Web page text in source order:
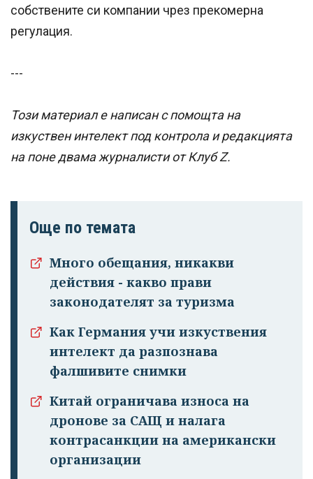
собствените си компании чрез прекомерна
регулация.
---
Този материал е написан с помощта на
изкуствен интелект под контрола и редакцията
на поне двама журналисти от Клуб Z.
Още по темата
Много обещания, никакви
действия - какво прави
законодателят за туризма
Как Германия учи изкуствения
интелект да разпознава
фалшивите снимки
Китай ограничава износа на
дронове за САЩ и налага
контрасанкции на американски
организации